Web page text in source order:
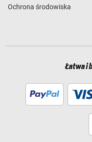
Ochrona środowiska
Łatwa i